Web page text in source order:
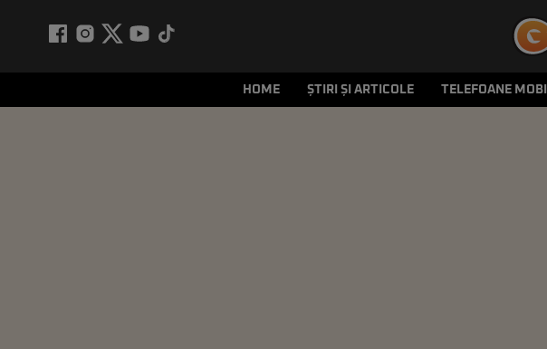
HOME ȘTIRI ȘI ARTICOLE TELEFOANE